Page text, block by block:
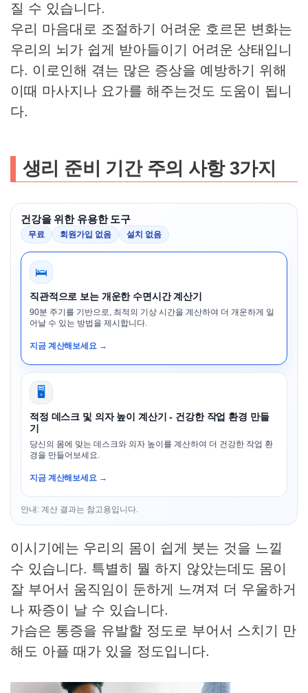
질 수 있습니다.
우리 마음대로 조절하기 어려운 호르몬 변화는
우리의 뇌가 쉽게 받아들이기 어려운 상태입니
다. 이로인해 겪는 많은 증상을 예방하기 위해
이때 마사지나 요가를 해주는것도 도움이 됩니
다.
생리 준비 기간 주의 사항 3가지
건강을 위한 유용한 도구
무료 회원가입 없음 설치 없음
🛌
직관적으로 보는 개운한 수면시간 계산기
90분 주기를 기반으로, 최적의 기상 시간을 계산하여 더 개운하게 일
어날 수 있는 방법을 제시합니다.
지금 계산해보세요 →
🖥️
적정 데스크 및 의자 높이 계산기 - 건강한 작업 환경 만들
기
당신의 몸에 맞는 데스크와 의자 높이를 계산하여 더 건강한 작업 환
경을 만들어보세요.
지금 계산해보세요 →
안내: 계산 결과는 참고용입니다.
이시기에는 우리의 몸이 쉽게 붓는 것을 느낄
수 있습니다. 특별히 뭘 하지 않았는데도 몸이
잘 부어서 움직임이 둔하게 느껴져 더 우울하거
나 짜증이 날 수 있습니다.
가슴은 통증을 유발할 정도로 부어서 스치기 만
해도 아플 때가 있을 정도입니다.